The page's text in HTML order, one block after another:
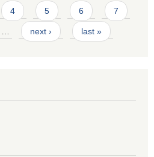
4 5 6 7
next › last »